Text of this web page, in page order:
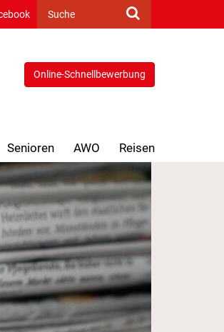
Suche
Online-Schnellbewerbung
Senioren AWO Reisen